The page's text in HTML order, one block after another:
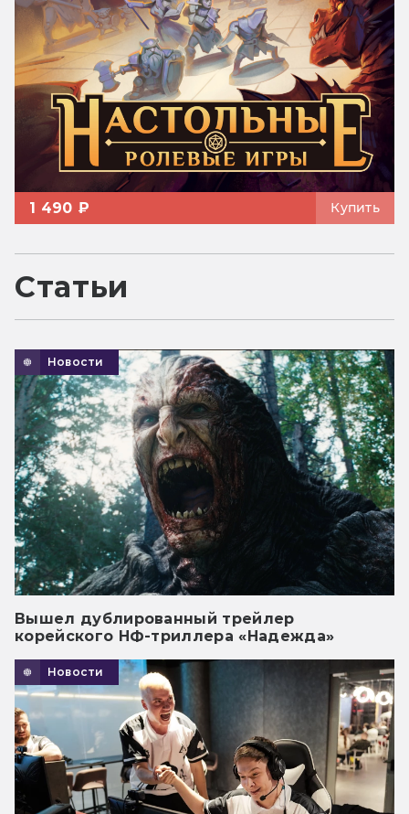
1 490 ₽ Купить
Статьи
Новости
Вышел дублированный трейлер
корейского НФ-триллера «Надежда»
Новости